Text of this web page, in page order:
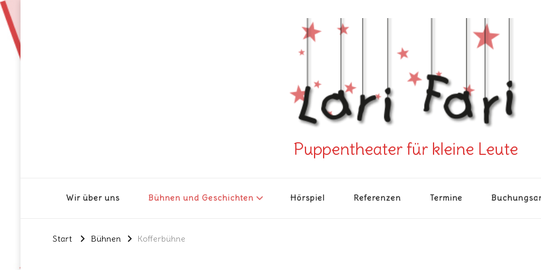
Puppentheater für kleine Leute
Wir über uns Bühnen und Geschichten Hörspiel Referenzen Termine
Start Bühnen Kofferbühne